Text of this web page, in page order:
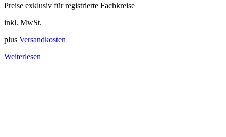
Preise exklusiv für registrierte Fachkreise
inkl. MwSt.
plus Versandkosten
Weiterlesen